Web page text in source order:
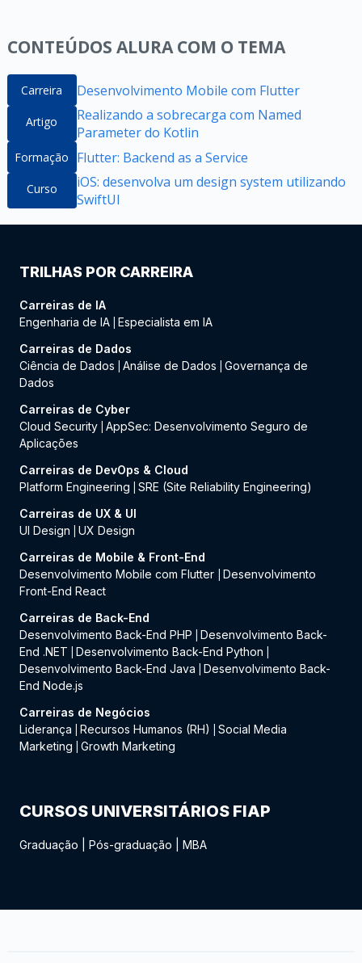
CONTEÚDOS ALURA COM O TEMA
Carreira Desenvolvimento Mobile com Flutter
Artigo
Realizando a sobrecarga com Named
Parameter do Kotlin
Formação Flutter: Backend as a Service
Curso
iOS: desenvolva um design system utilizando
SwiftUI
TRILHAS POR CARREIRA
Carreiras de IA
Engenharia de IA Especialista em IA
Carreiras de Dados
Ciência de Dados
Análise de Dados
Governança de
Dados
Carreiras de Cyber
Cloud Security AppSec: Desenvolvimento Seguro de
Aplicações
Carreiras de DevOps & Cloud
Platform Engineering
SRE (Site Reliability Engineering)
Carreiras de UX & UI
UI Design
UX Design
Carreiras de Mobile & Front-End
Desenvolvimento Mobile com Flutter
Desenvolvimento
Front-End React
Carreiras de Back-End
Desenvolvimento Back-End PHP
Desenvolvimento Back-
End .NET
Desenvolvimento Back-End Python
Desenvolvimento Back-End Java
Desenvolvimento Back-
End Node.js
Carreiras de Negócios
Liderança
Recursos Humanos (RH)
Social Media
Marketing
Growth Marketing
CURSOS UNIVERSITÁRIOS FIAP
Graduação Pós-graduação MBA